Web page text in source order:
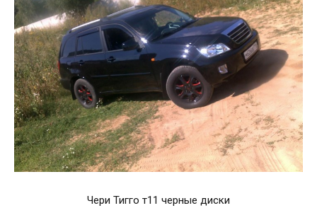
Чери Тигго т11 черные диски